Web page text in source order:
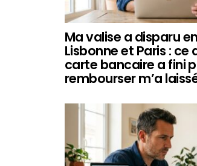
Ma valise a disparu
Lisbonne et Paris : ce
carte bancaire a fini
rembourser m’a